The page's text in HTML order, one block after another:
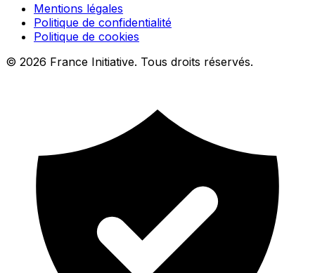
Mentions légales
Politique de confidentialité
Politique de cookies
© 2026 France Initiative. Tous droits réservés.